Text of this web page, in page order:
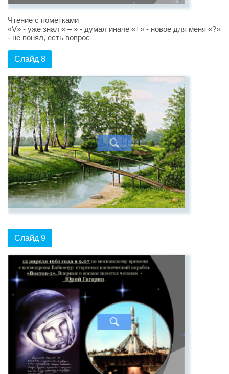
Чтение с пометками
«V» - уже знал « – » - думал иначе «+» - новое для меня «?»
- не понял, есть вопрос
Слайд 8
Слайд 9